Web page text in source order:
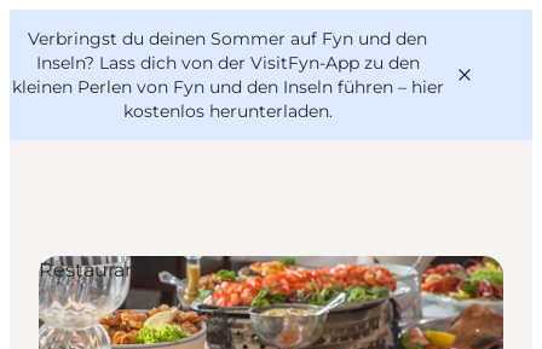
Verbringst du deinen Sommer auf Fyn und den
Inseln? Lass dich von der VisitFyn-App zu den
kleinen Perlen von Fyn und den Inseln führen – hier
kostenlos herunterladen.
Reise Ideen
Outdoor & bike
Essen & trinken
VisitFyn
Deutsch
Restaurants